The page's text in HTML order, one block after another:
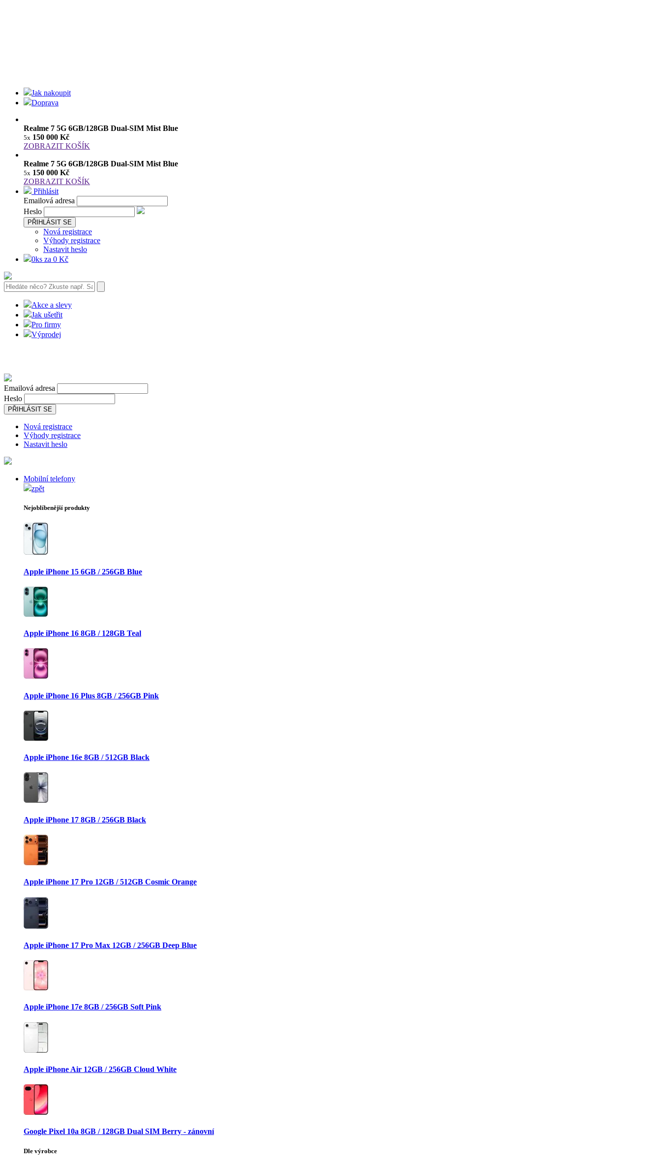
Jak nakoupit
Doprava
Realme 7 5G 6GB/128GB Dual-SIM Mist Blue
5x 150 000 Kč
ZOBRAZIT KOŠÍK
Realme 7 5G 6GB/128GB Dual-SIM Mist Blue
5x 150 000 Kč
ZOBRAZIT KOŠÍK
Přihlásit
Emailová adresa
Heslo
PŘIHLÁSIT SE
Nová registrace
Výhody registrace
Nastavit heslo
0ks za 0 Kč
Akce a slevy
Jak ušetřit
Pro firmy
Výprodej
Emailová adresa
Heslo
PŘIHLÁSIT SE
Nová registrace
Výhody registrace
Nastavit heslo
Mobilní telefony
zpět
Nejoblíbenější produkty
Apple iPhone 15 6GB / 256GB Blue
Apple iPhone 16 8GB / 128GB Teal
Apple iPhone 16 Plus 8GB / 256GB Pink
Apple iPhone 16e 8GB / 512GB Black
Apple iPhone 17 8GB / 256GB Black
Apple iPhone 17 Pro 12GB / 512GB Cosmic Orange
Apple iPhone 17 Pro Max 12GB / 256GB Deep Blue
Apple iPhone 17e 8GB / 256GB Soft Pink
Apple iPhone Air 12GB / 256GB Cloud White
Google Pixel 10a 8GB / 128GB Dual SIM Berry - zánovní
Dle výrobce